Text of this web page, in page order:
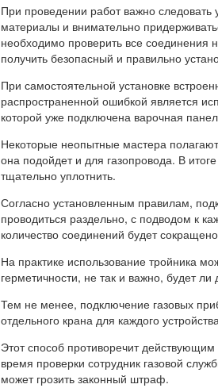
При проведении работ важно следовать
материалы и внимательно
необходимо проверить все соединения
получить безопасный и правильно
При самостоятельной установке
распространенной ошибкой является
которой уже подключена варочная
Некоторые неопытные мастера
она подойдет и для газопровода. В
тщательно уплотнить.
Согласно установленным правилам,
проводиться раздельно, с подводом к
количество соединений будет
На практике использование тройника
герметичности, не так и важно, будет
Тем не менее, подключение газовых
отдельного крана для каждого
Этот способ противоречит
время проверки сотрудник газовой
может грозить законный штраф.